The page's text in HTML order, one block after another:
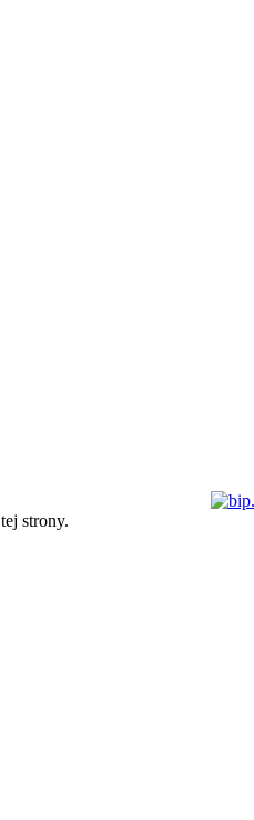
tej strony.